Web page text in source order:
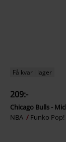
Få kvar i lager
209:-
Chicago Bulls -
NBA
Funko Pop!